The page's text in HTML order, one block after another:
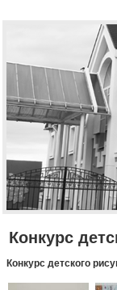
Конкурс
Конкурс детского